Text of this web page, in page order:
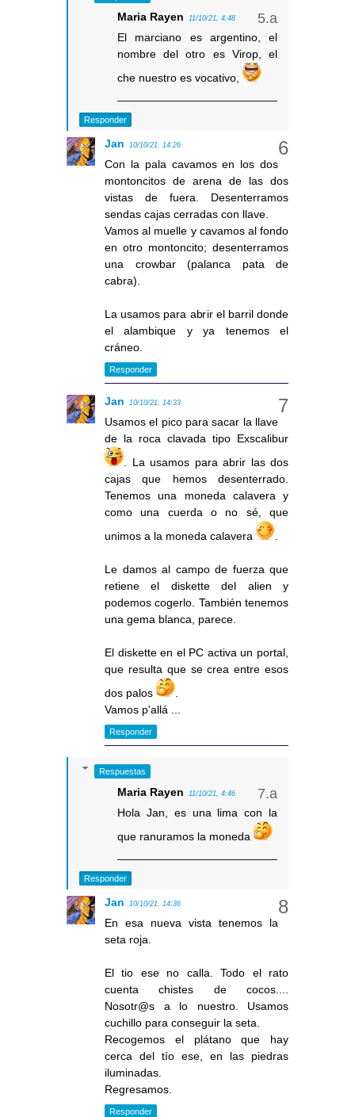
Maria Rayen 11/10/21, 4:48
El marciano es argentino, el
nombre del otro es Virop, el
che nuestro es vocativo,
Responder
Jan 10/10/21, 14:26
Con la pala cavamos en los dos
montoncitos de arena de las dos
vistas de fuera. Desenterramos
sendas cajas cerradas con llave.
Vamos al muelle y cavamos al fondo
en otro montoncito; desenterramos
una crowbar (palanca pata de
cabra).
La usamos para abrir el barril donde
el alambique y ya tenemos el
cráneo.
Responder
Jan 10/10/21, 14:33
Usamos el pico para sacar la llave
de la roca clavada tipo Exscalibur
. La usamos para abrir las dos
cajas que hemos desenterrado.
Tenemos una moneda calavera y
como una cuerda o no sé, que
unimos a la moneda calavera
Le damos al campo de fuerza que
retiene el diskette del alien y
podemos cogerlo. También tenemos
una gema blanca, parece.
El diskette en el PC activa un portal,
que resulta que se crea entre esos
dos palos
Vamos p'allá ...
Responder
Respuestas
Maria Rayen 11/10/21, 4:46
Hola Jan, es una lima con la
que ranuramos la moneda
Responder
Jan 10/10/21, 14:36
En esa nueva vista tenemos la
seta roja.
El tio ese no calla. Todo el rato
cuenta chistes de cocos....
Nosotr@s a lo nuestro. Usamos
cuchillo para conseguir la seta.
Recogemos el plátano que hay
cerca del tío ese, en las piedras
iluminadas.
Regresamos.
Responder